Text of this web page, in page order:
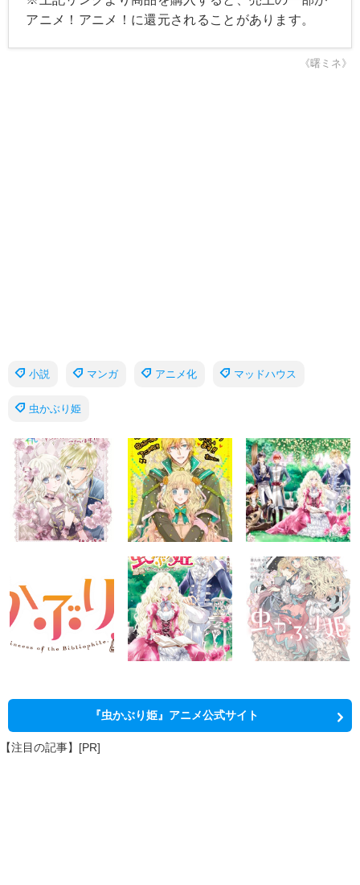
アニメ！アニメ！に還元されることがあります。
《曙ミネ》
小説 マンガ アニメ化 マッドハウス
虫かぶり姫
『虫かぶり姫』アニメ公式サイト
【注目の記事】[PR]